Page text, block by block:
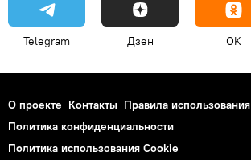
Telegram Дзен OK
О проекте Контакты Правила использования
Политика конфиденциальности
Политика использования Cookie